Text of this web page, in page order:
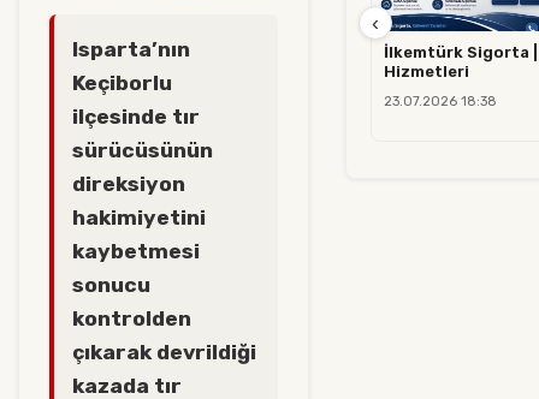
Isparta’nın
Keçiborlu
ilçesinde tır
sürücüsünün
direksiyon
hakimiyetini
kaybetmesi
sonucu
kontrolden
çıkarak devrildiği
kazada tır
İlkemtürk Sigorta |
Hizmetleri
23.07.2026 18:38
‹